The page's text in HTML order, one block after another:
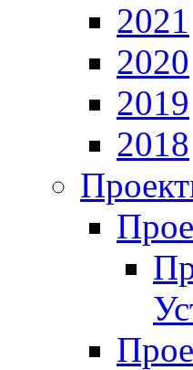
2021
2020
2019
2018